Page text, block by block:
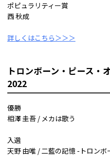
ポピュラリティー賞
西 秋成
詳しくはこちら＞＞＞
トロンボーン・ピース・
2022
優勝
相澤 圭吾 / メカは歌う
入選
天野 由唯 / 二藍の記憶 -トロン